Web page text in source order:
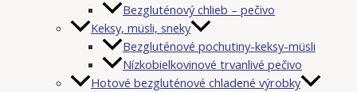
Bezgluténový chlieb – pečivo
Keksy, müsli, sneky
Bezgluténové pochutiny-keksy-müsli
Nízkobielkovinové trvanlivé pečivo
Hotové bezgluténové chladené výrobky